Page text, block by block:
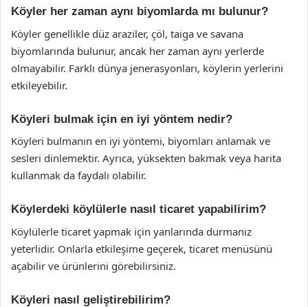
Köyler her zaman aynı biyomlarda mı bulunur?
Köyler genellikle düz araziler, çöl, taiga ve savana
biyomlarında bulunur, ancak her zaman aynı yerlerde
olmayabilir. Farklı dünya jenerasyonları, köylerin yerlerini
etkileyebilir.
Köyleri bulmak için en iyi yöntem nedir?
Köyleri bulmanın en iyi yöntemi, biyomları anlamak ve
sesleri dinlemektir. Ayrıca, yüksekten bakmak veya harita
kullanmak da faydalı olabilir.
Köylerdeki köylülerle nasıl ticaret yapabilirim?
Köylülerle ticaret yapmak için yanlarında durmanız
yeterlidir. Onlarla etkileşime geçerek, ticaret menüsünü
açabilir ve ürünlerini görebilirsiniz.
Köyleri nasıl geliştirebilirim?